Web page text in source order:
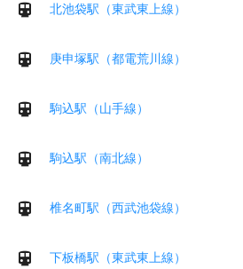
北池袋駅（東武東上線）
庚申塚駅（都電荒川線）
駒込駅（山手線）
駒込駅（南北線）
椎名町駅（西武池袋線）
下板橋駅（東武東上線）